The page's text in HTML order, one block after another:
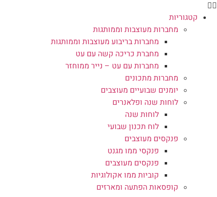
קטגוריות
מחברות מעוצבות וממותגות
מחברות בריבוע מעוצבות וממותגות
מחברת כריכה קשה עם עט
מחברות עם עט – נייר ממוחזר
מחברות מתכונים
יומנים שבועיים מעוצבים
לוחות שנה ופלאנרים
לוחות שנה
לוח תכנון שבועי
פנקסים מעוצבים
פנקסי ממו מגנט
פנקסים מעוצבים
קוביות ממו אקולוגיות
קופסאות הפתעה ומארזים